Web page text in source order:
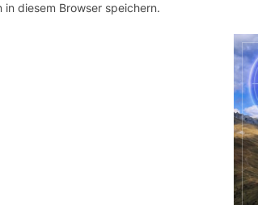
diesem Browser speichern.